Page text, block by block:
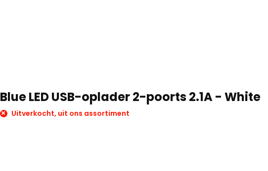
Blue LED USB-oplader 2-poorts 2.1A - White
Uitverkocht, uit ons assortiment